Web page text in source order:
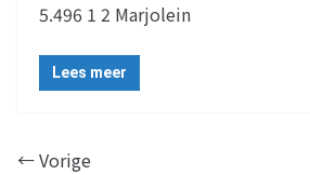
5.496 1 2 Marjolein
Lees meer
← Vorige